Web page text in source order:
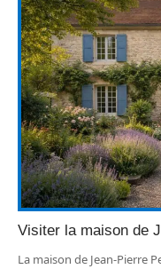
Visiter la maison de
La maison de Jean-Pierre